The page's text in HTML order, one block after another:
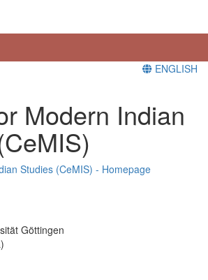
ENGLISH
Modern Indian
Studies (CeMIS) - Homepage
Göttingen